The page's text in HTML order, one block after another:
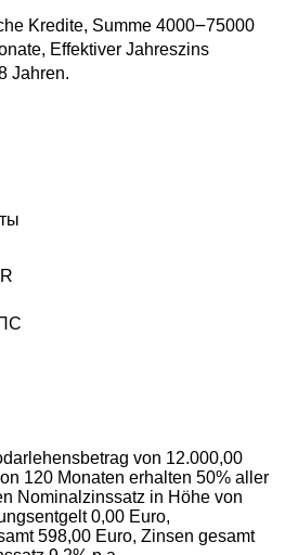
Kredite, Summe 4000౼75000
Effektiver Jahreszins
Jahren.
von 12.000,00
120 Monaten erhalten 50% aller
Nominalzinssatz in Höhe von
0,00 Euro,
598,00 Euro, Zinsen gesamt